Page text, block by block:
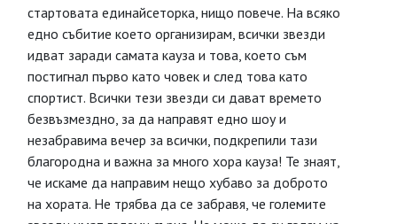
стартовата единайсеторка, нищо повече. На всяко
едно събитие което организирам, всички звезди
идват заради самата кауза и това, което съм
постигнал първо като човек и след това като
спортист. Всички тези звезди си дават времето
безвъзмездно, за да направят едно шоу и
незабравима вечер за всички, подкрепили тази
благородна и важна за много хора кауза! Те знаят,
че искаме да направим нещо хубаво за доброто
на хората. Не трябва да се забравя, че големите